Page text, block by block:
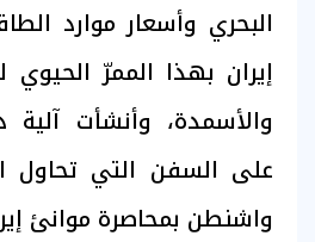
البحري وأسعار موارد
إيران بهذا الممرّ الحيوي
والأسمدة، وأنشأت
على السفن التي تحاول
واشنطن بمحاصرة موانئ